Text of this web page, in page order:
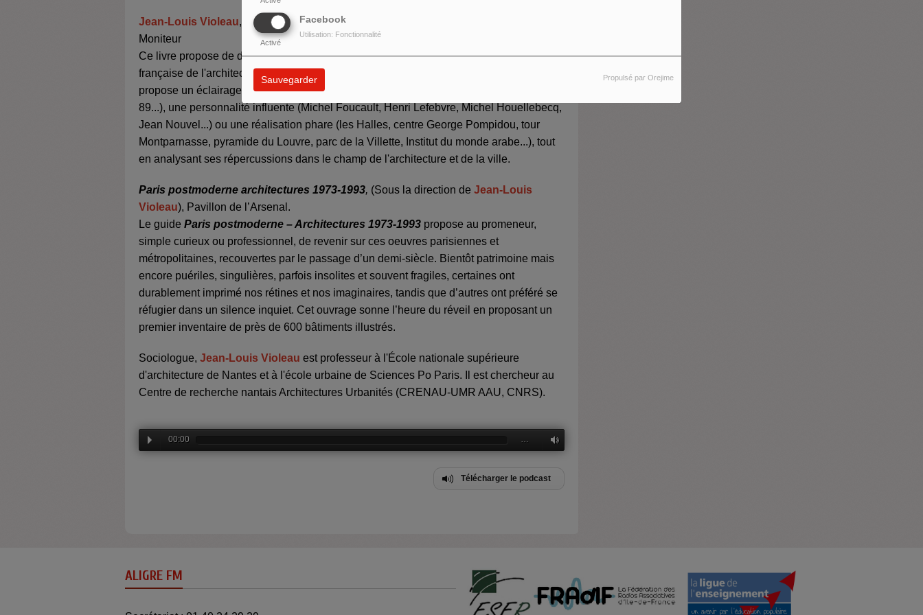
Facebook
Activé
Utilisation: Fonctionnalité
Sauvegarder Propulsé par Orejime
Jean-Louis Violeau, Petites histoires d’architecture de 1965 à aujourd’hui
Moniteur
Ce livre propose de découvrir (ou redécouvrir) - depuis ses coulisses – la scène
française de l'architecture contemporaine de 1965 à aujourd'hui. Pour chaque date, il
propose un éclairage original sur un évènement marquant (Mai 68, Mai 81, Banlieues
89...), une personnalité influente (Michel Foucault, Henri Lefebvre, Michel Houellebecq,
Jean Nouvel...) ou une réalisation phare (les Halles, centre George Pompidou, tour
Montparnasse, pyramide du Louvre, parc de la Villette, Institut du monde arabe...), tout
en analysant ses répercussions dans le champ de l'architecture et de la ville.
Paris postmoderne architectures 1973-1993, (Sous la direction de Jean-Louis
Violeau), Pavillon de l’Arsenal.
Le guide Paris postmoderne – Architectures 1973-1993 propose au promeneur,
simple curieux ou professionnel, de revenir sur ces oeuvres parisiennes et
métropolitaines, recouvertes par le passage d’un demi-siècle. Bientôt patrimoine mais
encore puériles, singulières, parfois insolites et souvent fragiles, certaines ont
durablement imprimé nos rétines et nos imaginaires, tandis que d’autres ont préféré se
réfugier dans un silence inquiet. Cet ouvrage sonne l’heure du réveil en proposant un
premier inventaire de près de 600 bâtiments illustrés.
Sociologue, Jean-Louis Violeau est professeur à l'École nationale supérieure
d'architecture de Nantes et à l'école urbaine de Sciences Po Paris. Il est chercheur au
Centre de recherche nantais Architectures Urbanités (CRENAU-UMR AAU, CNRS).
00:00 …
Télécharger le podcast
ALIGRE FM